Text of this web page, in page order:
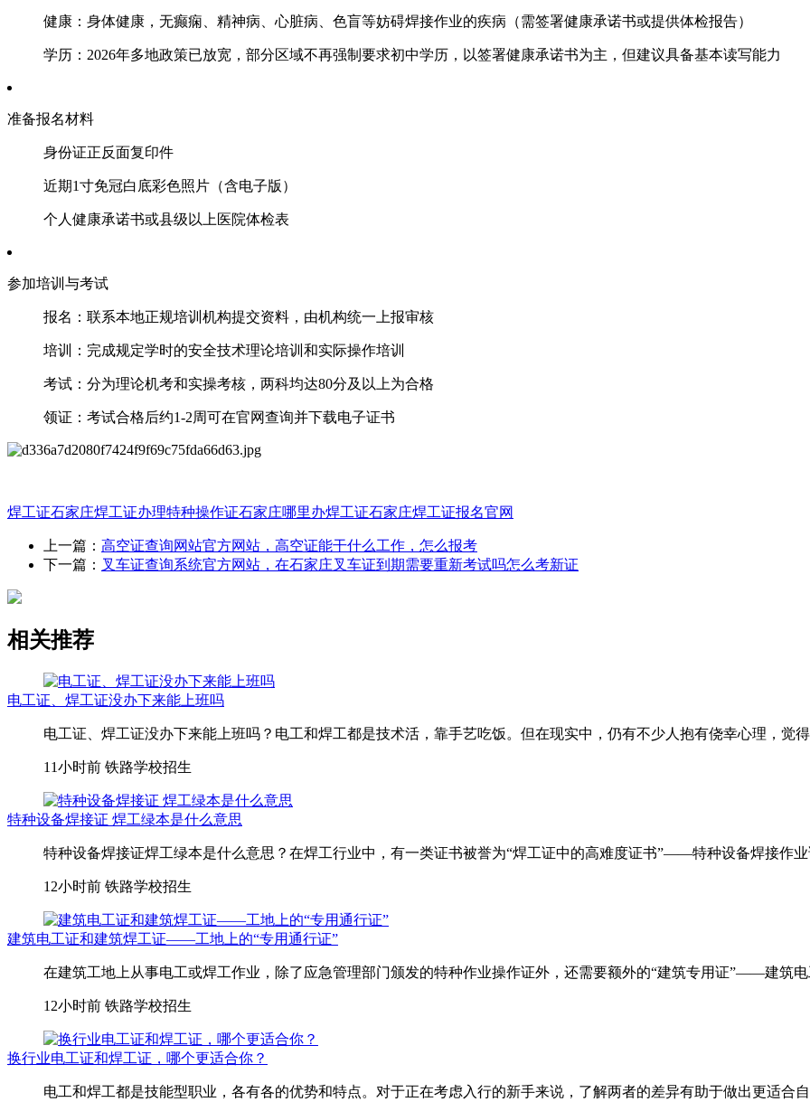
‌健康‌：身体健康，无癫痫、精神病、心脏病、色盲等妨碍焊接作业的疾病（需签署健康承诺书或提供体检报告）
‌学历‌：2026年多地政策已放宽，部分区域不再强制要求初中学历，以签署健康承诺书为主，但建议具备基本读写能力 ‌‌
‌准备报名材料‌
身份证正反面复印件
近期1寸免冠白底彩色照片（含电子版）
个人健康承诺书或县级以上医院体检表
‌参加培训与考试‌
‌报名‌：联系本地正规培训机构提交资料，由机构统一上报审核
‌培训‌：完成规定学时的安全技术理论培训和实际操作培训
‌考试‌：分为‌理论机考‌和‌实操考核‌，两科均达80分及以上为合格
‌领证‌：考试合格后约1-2周可在官网查询并下载电子证书 ‌‌
焊工证石家庄焊工证办理特种操作证石家庄哪里办焊工证石家庄焊工证报名官网
上一篇： 高空证查询网站官方网站，高空证能干什么工作，怎么报考
下一篇： 叉车证查询系统官方网站，在石家庄叉车证到期需要重新考试吗怎么考新证
相关推荐
电工证、焊工证没办下来能上班吗
电工证、焊工证没办下来能上班吗？电工和焊工都是技术活，靠手艺吃饭。但在现实中，仍有不少人抱有侥幸心理，觉
11小时前 铁路学校招生
特种设备焊接证 焊工绿本是什么意思
特种设备焊接证焊工绿本是什么意思？在焊工行业中，有一类证书被誉为“焊工证中的高难度证书”——特种设备焊接作
12小时前 铁路学校招生
建筑电工证和建筑焊工证——工地上的“专用通行证”
在建筑工地上从事电工或焊工作业，除了应急管理部门颁发的特种作业操作证外，还需要额外的“建筑专用证”——建筑
12小时前 铁路学校招生
换行业电工证和焊工证，哪个更适合你？
电工和焊工都是技能型职业，各有各的优势和特点。对于正在考虑入行的新手来说，了解两者的差异有助于做出更适